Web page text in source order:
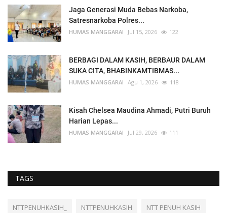
Jaga Generasi Muda Bebas Narkoba,
Satresnarkoba Polres...
HUMAS MANGGARAI Jul 15, 2026 122
BERBAGI DALAM KASIH, BERBAUR DALAM
SUKA CITA, BHABINKAMTIBMAS...
HUMAS MANGGARAI Agu 1, 2026 118
Kisah Chelsea Maudina Ahmadi, Putri Buruh
Harian Lepas...
HUMAS MANGGARAI Jul 29, 2026 111
TAGS
NTTPENUHKASIH_ NTTPENUHKASIH NTT PENUH KASIH